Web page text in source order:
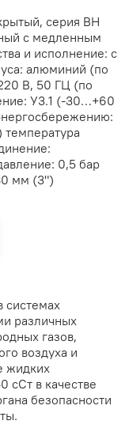
серия ВН
с медленным
и исполнение: с
алюминий (по
В, 50 ГЦ (по
У3.1 (-30…+60
0,5 бар
мм (3")
системах
различных
газов,
воздуха и
жидких
сСт в качестве
безопасности